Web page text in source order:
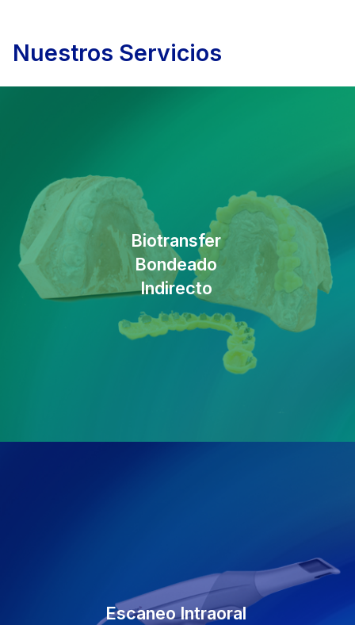
Nuestros Servicios
Biotransfer
Bondeado
Indirecto
Escaneo Intraoral